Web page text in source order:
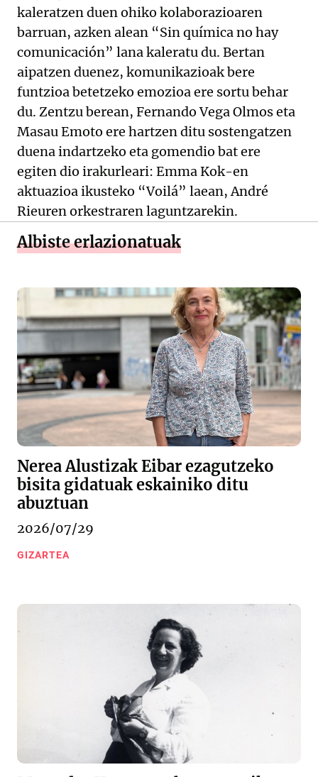
kaleratzen duen ohiko kolaborazioaren
barruan, azken alean “Sin química no hay
comunicación” lana kaleratu du. Bertan
aipatzen duenez, komunikazioak bere
funtzioa betetzeko emozioa ere sortu behar
du. Zentzu berean, Fernando Vega Olmos eta
Masau Emoto ere hartzen ditu sostengatzen
duena indartzeko eta gomendio bat ere
egiten dio irakurleari: Emma Kok-en
aktuazioa ikusteko “Voilá” laean, André
Rieuren orkestraren laguntzarekin.
Albiste erlazionatuak
Nerea Alustizak Eibar ezagutzeko
bisita gidatuak eskainiko ditu
abuztuan
2026/07/29
GIZARTEA